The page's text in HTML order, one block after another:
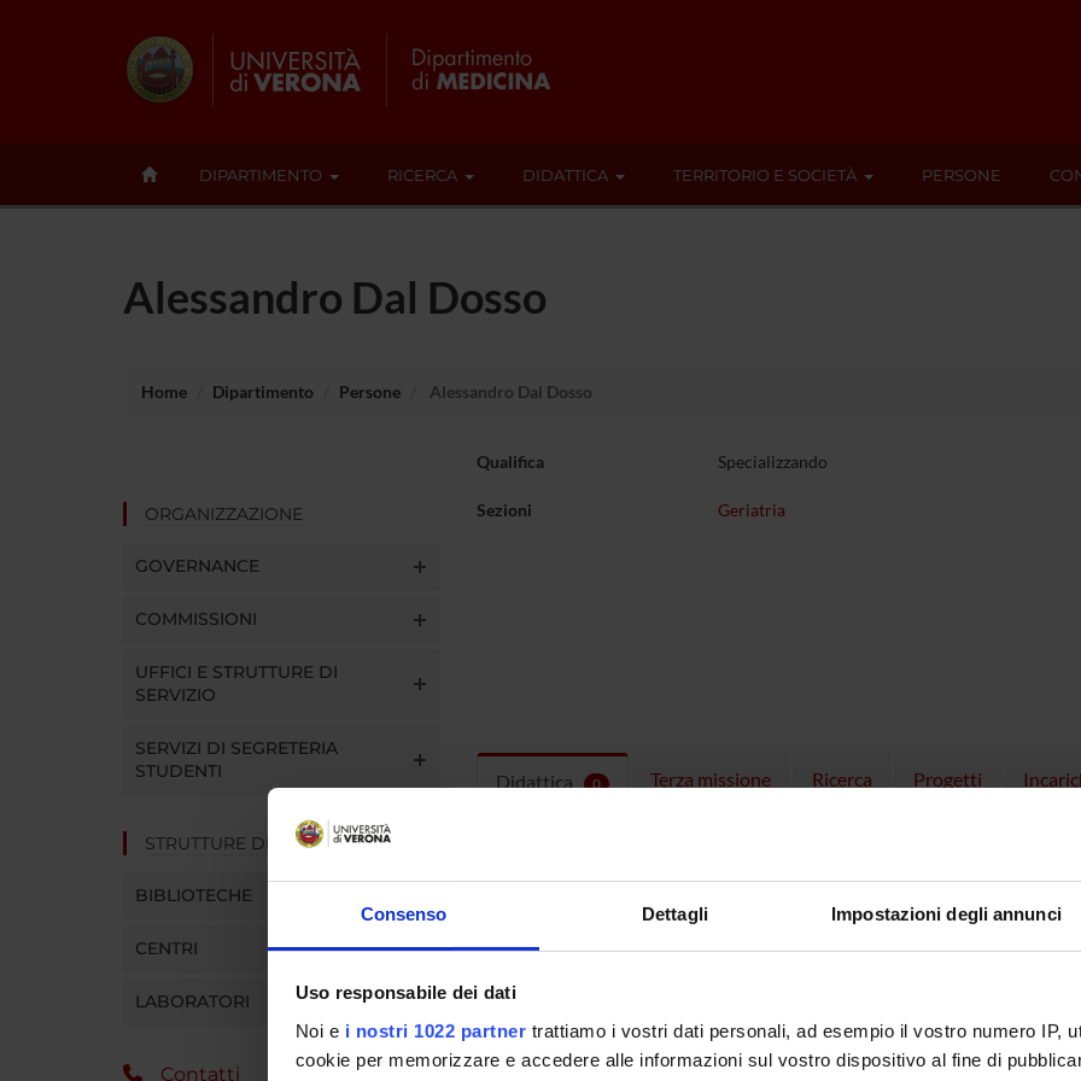
Consenso Dettagli Impostazioni degli annunci
Uso responsabile dei dati
Noi e i nostri 1022 partner trattiamo i vostri dati personali, ad esempio il vostro numero IP,
cookie per memorizzare e accedere alle informazioni sul vostro dispositivo al fine di
DIPARTIMENTO RICERCA DIDATTICA TERRITORIO E SOCIETÀ PERSONE
Alessandro Dal Dosso
Home Dipartimento Persone Alessandro Dal Dosso
ORGANIZZAZIONE
GOVERNANCE
COMMISSIONI
UFFICI E STRUTTURE DI
SERVIZIO
SERVIZI DI SEGRETERIA
STUDENTI
STRUTTURE DEL DIPARTIMENTO
BIBLIOTECHE
CENTRI
LABORATORI
Contatti
Qualifica Specializzando
Sezioni Geriatria
Didattica 0 Terza missione Ricerca Progetti
Insegnamenti attivi nel periodo selezionato:0.